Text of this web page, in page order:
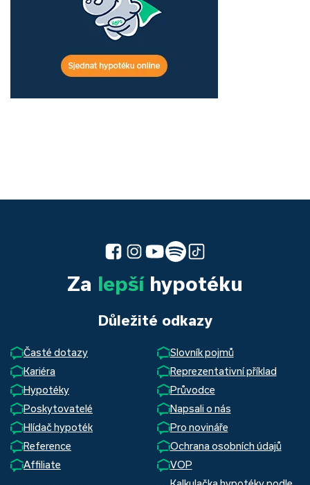
Za lepšíhypotéku
Důležité odkazy
Časté dotazy
Slovník pojmů
Kariéra
Reprezentativní příklad
Hypotéky
Průvodce
Poskytovatelé
Napsali o nás
Hlídač hypoték
Pro novináře
Reference
Ochrana osobních údajů
Affiliate
VOP